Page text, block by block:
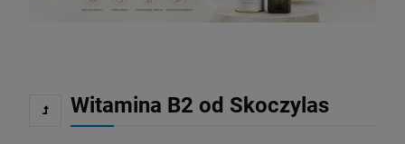
Witamina B2 od Skoczylas